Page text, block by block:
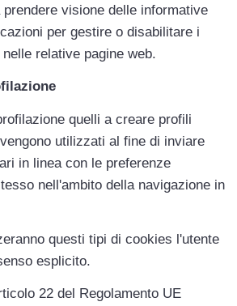
visione delle informative
per gestire o disabilitare i
relative pagine web.
quelli a creare profili
utilizzati al fine di inviare
in linea con le preferenze
nell'ambito della navigazione in
questi tipi di cookies l'utente
esplicito.
22 del Regolamento UE